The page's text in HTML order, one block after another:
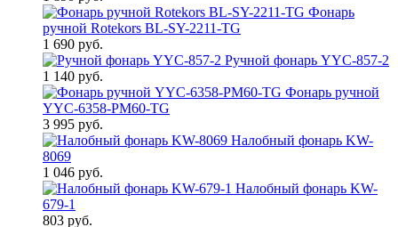
Фонарь
ручной Rotekors BL-SY-2211-TG
1 690 руб.
Ручной фонарь YYC-857-2
1 140 руб.
Фонарь ручной
YYC-6358-PM60-TG
3 995 руб.
Налобный фонарь KW-
8069
1 046 руб.
Налобный фонарь KW-
679-1
803 руб.